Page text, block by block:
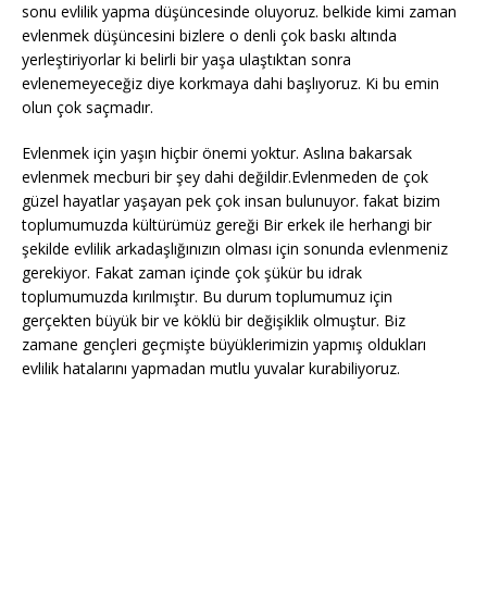
sonu evlilik yapma düşüncesinde oluyoruz. belkide kimi zaman
evlenmek düşüncesini bizlere o denli çok baskı altında
yerleştiriyorlar ki belirli bir yaşa ulaştıktan sonra
evlenemeyeceğiz diye korkmaya dahi başlıyoruz. Ki bu emin
olun çok saçmadır.
Evlenmek için yaşın hiçbir önemi yoktur. Aslına bakarsak
evlenmek mecburi bir şey dahi değildir.Evlenmeden de çok
güzel hayatlar yaşayan pek çok insan bulunuyor. fakat bizim
toplumumuzda kültürümüz gereği Bir erkek ile herhangi bir
şekilde evlilik arkadaşlığınızın olması için sonunda evlenmeniz
gerekiyor. Fakat zaman içinde çok şükür bu idrak
toplumumuzda kırılmıştır. Bu durum toplumumuz için
gerçekten büyük bir ve köklü bir değişiklik olmuştur. Biz
zamane gençleri geçmişte büyüklerimizin yapmış oldukları
evlilik hatalarını yapmadan mutlu yuvalar kurabiliyoruz.